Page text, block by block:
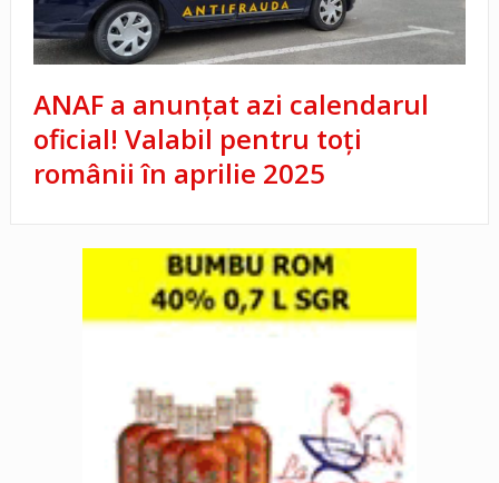
ANAF a anunțat azi calendarul
oficial! Valabil pentru toți
românii în aprilie 2025